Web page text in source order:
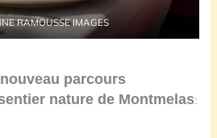
RAMOUSSE IMAGES
parcours
nature de Montmelas: